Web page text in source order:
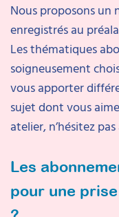
Nous proposons un
enregistrés au
Les thématiques
soigneusement
vous apporter
sujet dont vous
atelier, n’hésitez
Les
pour une